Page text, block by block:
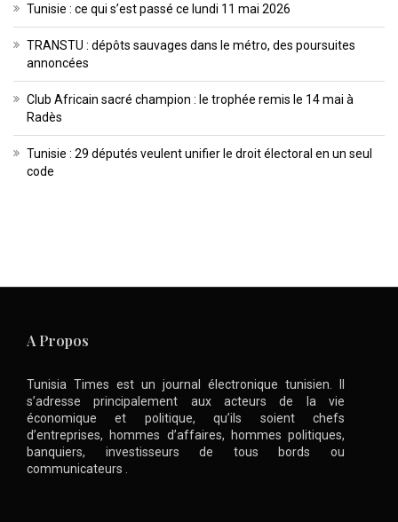
Tunisie : ce qui s’est passé ce lundi 11 mai 2026
TRANSTU : dépôts sauvages dans le métro, des poursuites
annoncées
Club Africain sacré champion : le trophée remis le 14 mai à
Radès
Tunisie : 29 députés veulent unifier le droit électoral en un seul
code
A Propos
Tunisia Times est un journal électronique tunisien. Il
s’adresse principalement aux acteurs de la vie
économique et politique, qu’ils soient chefs
d’entreprises, hommes d’affaires, hommes politiques,
banquiers, investisseurs de tous bords ou
communicateurs .